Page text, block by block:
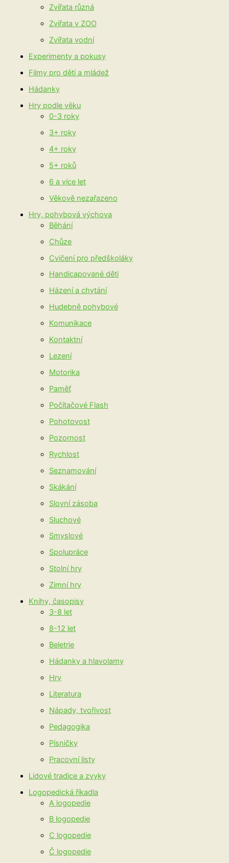
Zvířata různá
Zvířata v ZOO
Zvířata vodní
Experimenty a pokusy
Filmy pro děti a mládež
Hádanky
Hry podle věku
0-3 roky
3+ roky
4+ roky
5+ roků
6 a více let
Věkově nezařazeno
Hry, pohybová výchova
Běhání
Chůze
Cvičení pro předškoláky
Handicapované děti
Házení a chytání
Hudebně pohybové
Komunikace
Kontaktní
Lezení
Motorika
Paměť
Počítačové Flash
Pohotovost
Pozornost
Rychlost
Seznamování
Skákání
Slovní zásoba
Sluchové
Smyslové
Spolupráce
Stolní hry
Zimní hry
Knihy, časopisy
3-8 let
8-12 let
Beletrie
Hádanky a hlavolamy
Hry
Literatura
Nápady, tvořivost
Pedagogika
Písničky
Pracovní listy
Lidové tradice a zvyky
Logopedická říkadla
A logopedie
B logopedie
C logopedie
Č logopedie